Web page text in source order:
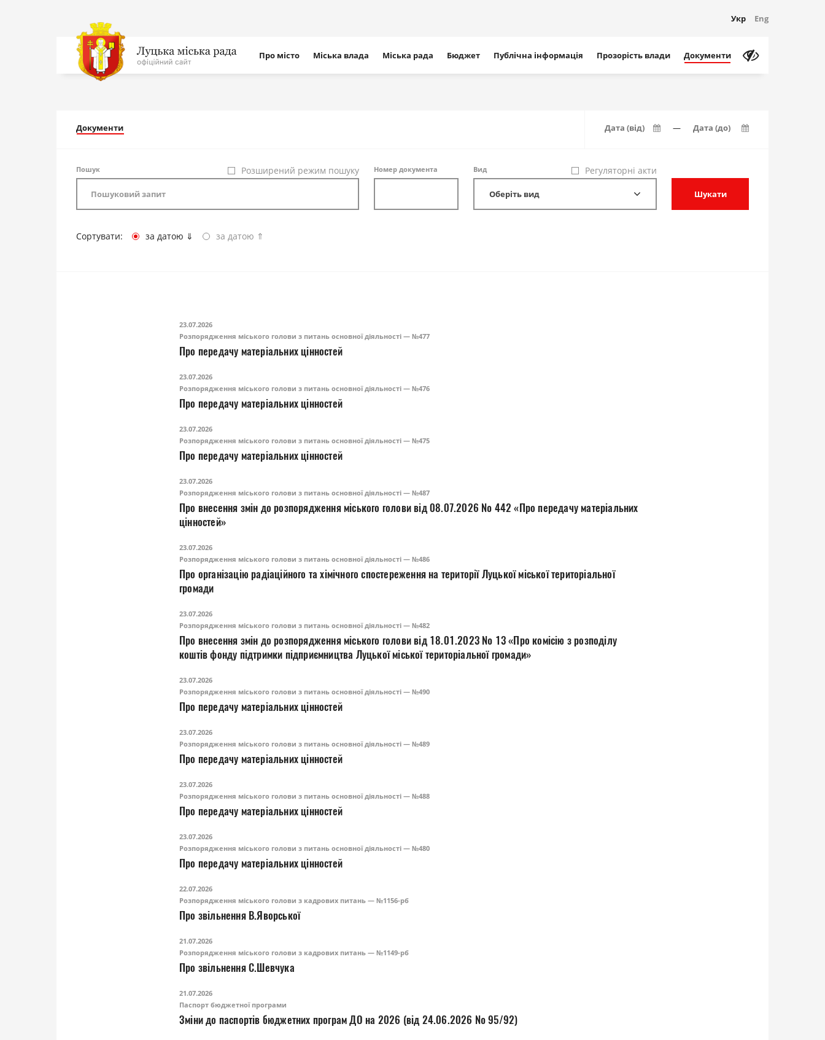
Укр Eng
На
головну
сайту
Про місто Міська влада Міська рада Бюджет Публічна інформація Прозорість влади Документи
Документи —
Розширений режим пошуку
Пошук Номер документа Регуляторні акти
Вид
Оберіть вид Шукати
Сортувати: за датою ⇓ за датою ⇑
23.07.2026
Розпорядження міського голови з питань основної діяльності — №477
Про передачу матеріальних цінностей
23.07.2026
Розпорядження міського голови з питань основної діяльності — №476
Про передачу матеріальних цінностей
23.07.2026
Розпорядження міського голови з питань основної діяльності — №475
Про передачу матеріальних цінностей
23.07.2026
Розпорядження міського голови з питань основної діяльності — №487
Про внесення змін до розпорядження міського голови від 08.07.2026 № 442 «Про передачу матеріальних
цінностей»
23.07.2026
Розпорядження міського голови з питань основної діяльності — №486
Про організацію радіаційного та хімічного спостереження на території Луцької міської територіальної
громади
23.07.2026
Розпорядження міського голови з питань основної діяльності — №482
Про внесення змін до розпорядження міського голови від 18.01.2023 № 13 «Про комісію з розподілу
коштів фонду підтримки підприємництва Луцької міської територіальної громади»
23.07.2026
Розпорядження міського голови з питань основної діяльності — №490
Про передачу матеріальних цінностей
23.07.2026
Розпорядження міського голови з питань основної діяльності — №489
Про передачу матеріальних цінностей
23.07.2026
Розпорядження міського голови з питань основної діяльності — №488
Про передачу матеріальних цінностей
23.07.2026
Розпорядження міського голови з питань основної діяльності — №480
Про передачу матеріальних цінностей
22.07.2026
Розпорядження міського голови з кадрових питань — №1156-рб
Про звільнення В.Яворської
21.07.2026
Розпорядження міського голови з кадрових питань — №1149-рб
Про звільнення С.Шевчука
21.07.2026
Паспорт бюджетної програми
Зміни до паспортів бюджетних програм ДО на 2026 (від 24.06.2026 № 95/92)